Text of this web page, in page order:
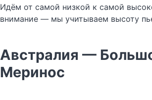
Идём от самой низкой к самой
внимание — мы учитываем высоту
Австралия —
Меринос